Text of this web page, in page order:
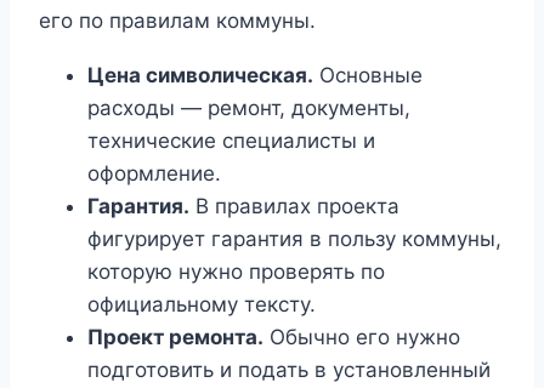
его по правилам коммуны.
Цена символическая. Основные
расходы — ремонт, документы,
технические специалисты и
оформление.
Гарантия. В правилах проекта
фигурирует гарантия в пользу коммуны,
которую нужно проверять по
официальному тексту.
Проект ремонта. Обычно его нужно
подготовить и подать в установленный